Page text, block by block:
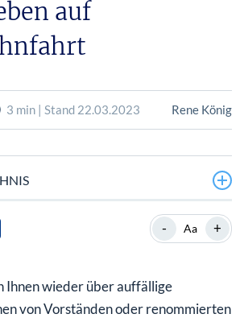
auf
3 min | Stand 22.03.2023 Rene König
Corporation
- Aa +
Ihnen wieder über auffällige
von Vorständen oder renommierten